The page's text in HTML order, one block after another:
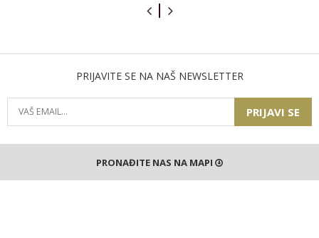
PRIJAVITE SE NA NAŠ NEWSLETTER
PRIJAVI SE
PRONAĐITE NAS NA MAPI